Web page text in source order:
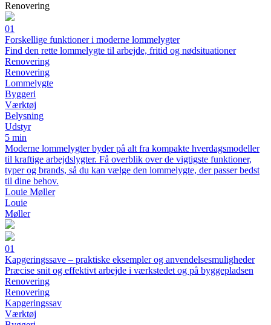
Renovering
01
Forskellige funktioner i moderne lommelygter
Find den rette lommelygte til arbejde, fritid og nødsituationer
Renovering
Renovering
Lommelygte
Byggeri
Værktøj
Belysning
Udstyr
5 min
Moderne lommelygter byder på alt fra kompakte hverdagsmodeller
til kraftige arbejdslygter. Få overblik over de vigtigste funktioner,
typer og brands, så du kan vælge den lommelygte, der passer bedst
til dine behov.
Louie Møller
Louie
Møller
01
Kapgeringssave – praktiske eksempler og anvendelsesmuligheder
Præcise snit og effektivt arbejde i værkstedet og på byggepladsen
Renovering
Renovering
Kapgeringssav
Værktøj